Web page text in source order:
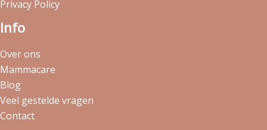
Privacy Policy
Info
Over ons
Mammacare
Blog
Veel gestelde vragen
Contact